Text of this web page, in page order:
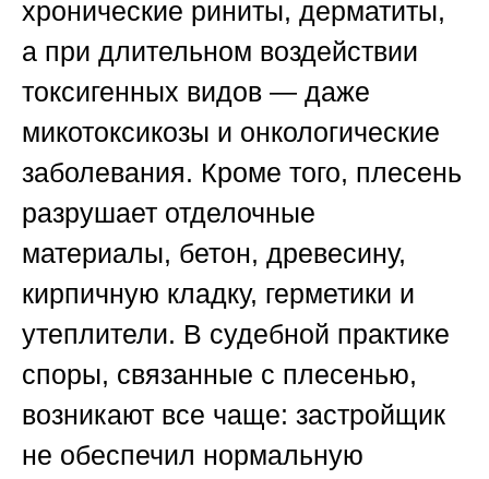
хронические риниты, дерматиты,
а при длительном воздействии
токсигенных видов — даже
микотоксикозы и онкологические
заболевания. Кроме того, плесень
разрушает отделочные
материалы, бетон, древесину,
кирпичную кладку, герметики и
утеплители. В судебной практике
споры, связанные с плесенью,
возникают все чаще: застройщик
не обеспечил нормальную